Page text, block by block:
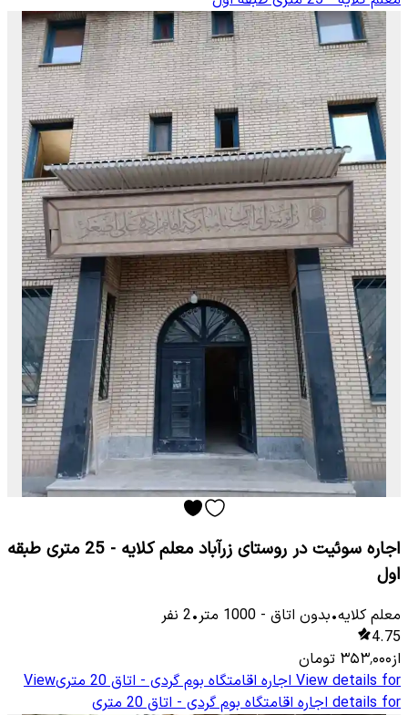
اجاره سوئیت در روستای زرآباد معلم کلایه - 25 متری طبقه
اول
معلم كلایه•بدون اتاق -
1000 متر•
2 نفر
4.75
از۳۵۳٬۰۰۰ تومان
View details for اجاره اقامتگاه بوم گردی - اتاق 20 متری
View
details for اجاره اقامتگاه بوم گردی - اتاق 20 متری